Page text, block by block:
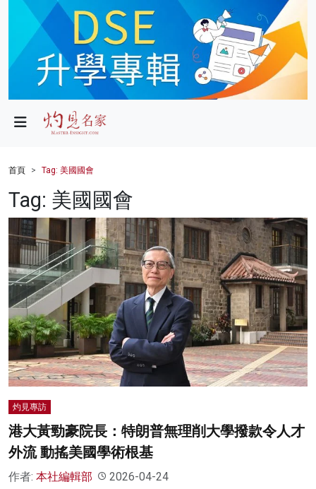
政局
財經
健康
商業
科技
影片
名家榜
灼見活動
首頁 Tag: 美國國會
Tag: 美國國會
灼見專訪
港大黃勁豪院長：特朗普無理削大學撥款令人才
外流 動搖美國學術根基
作者: 本社編輯部 2026-04-24